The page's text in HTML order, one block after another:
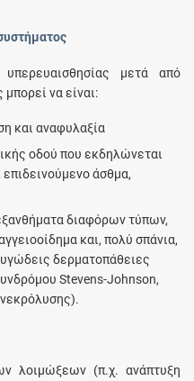
υπερευαισθησίας μετά από
να είναι:
και αναφυλαξία
οδού που εκδηλώνεται
άσθμα,
διαφόρων τύπων,
και, πολύ σπάνια,
δερματοπάθειες
Stevens-Johnson,
νεκρόλυσης).
λοιμώξεων (π.χ. ανάπτυξη